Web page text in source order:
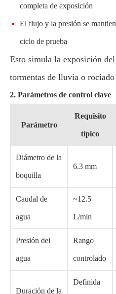
completa de exposición
El flujo y la presión se
ciclo de prueba
Esto simula la exposición
tormentas de lluvia o
2. Parámetros de control clave
Parámetro
Requisito
típico
Diámetro de la
boquilla
6.3 mm
Caudal de
agua
~12.5
L/min
Presión del
agua
Rango
controlado
Duración de la
Definida